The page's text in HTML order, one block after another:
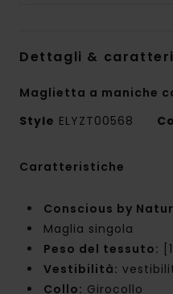
Dettagli &
Maglietta a maniche
Style ELYZT00568
Caratteristiche
Conscious by
Maglia singola
Peso del tessuto:
Vestibilità:
Collo: Girocollo